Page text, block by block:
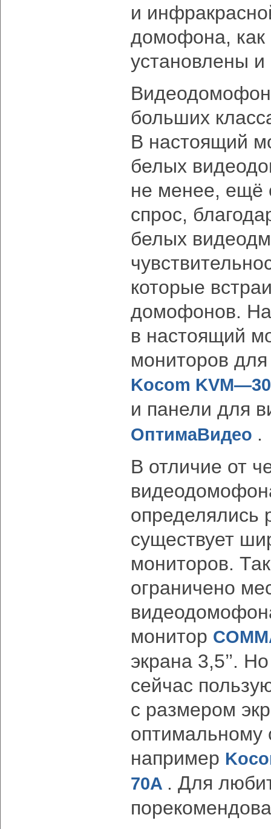
и
домофона, как
установлены
больших
В настоящий
белых
не менее, ещё
спрос,
белых
которые
домофонов.
в настоящий
мониторов
Kocom
и панели для
ОптимаВидео .
В отличие от
определялись
существует
мониторов.
ограничено
монитор
экрана 3,5’’.
сейчас
с размером
оптимальному
например
70A . Для